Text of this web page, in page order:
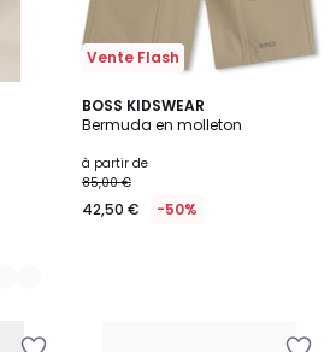
Vente Flash
BOSS KIDSWEAR
Bermuda en molleton
à partir de
85,00 €
42,50 € -50%